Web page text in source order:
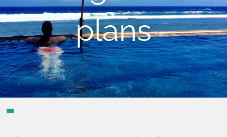
plans